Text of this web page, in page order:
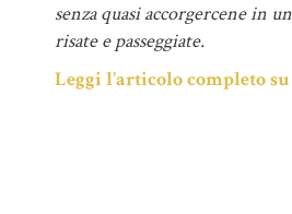
senza quasi accorgercene in
risate e passeggiate.
Leggi l’articolo completo